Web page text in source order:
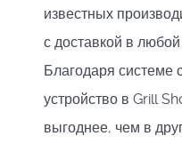
известных
с доставкой в
Благодаря системе
устройство в Grill
выгоднее, чем в